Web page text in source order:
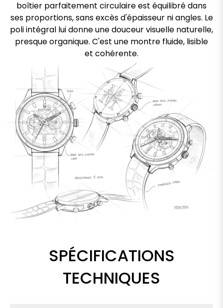
boîtier parfaitement circulaire est équilibré dans
ses proportions, sans excès d'épaisseur ni angles. Le
poli intégral lui donne une douceur visuelle naturelle,
presque organique. C'est une montre fluide, lisible
et cohérente.
SPÉCIFICATIONS
TECHNIQUES